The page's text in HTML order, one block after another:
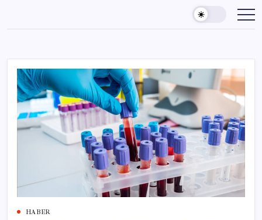
content
HABER